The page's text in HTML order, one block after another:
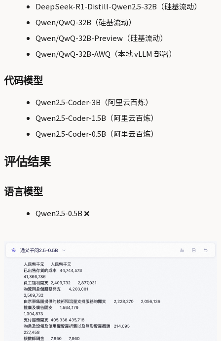
DeepSeek-R1-Distill-Qwen2.5-32B（硅基流动）
Qwen/QwQ-32B（硅基流动）
Qwen/QwQ-32B-Preview（硅基流动）
Qwen/QwQ-32B-AWQ（本地 vLLM 部署）
代码模型
Qwen2.5-Coder-3B（阿里云百炼）
Qwen2.5-Coder-1.5B（阿里云百炼）
Qwen2.5-Coder-0.5B（阿里云百炼）
评估结果
语言模型
Qwen2.5-0.5B ❌